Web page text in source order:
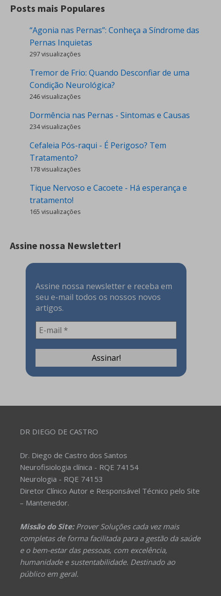
Posts mais Populares
“Agonia nas Pernas”: Conheça a Síndrome das
Pernas Inquietas
297 visualizações
Tremor de Frio: Quando Desconfiar de uma
Condição Neurológica?
246 visualizações
Dormência nas Pernas - Sintomas e Causas
234 visualizações
Cefaleia Pós-raqui - É Perigoso? Tem
Tratamento?
178 visualizações
Tique Nervoso e Cacoete - Há esperança e
tratamento!
165 visualizações
Assine nossa Newsletter!
Assine nossa newsletter e receba em
seu e-mail todos os nossos novos
artigos.
DR DIEGO DE CASTRO
Dr. Diego de Castro dos Santos
Neurofisiologia clínica - RQE 74154
Neurologia - RQE 74153
Diretor Clínico Autor e Responsável Técnico pelo Site
– Mantenedor.
Missão do Site:Prover Soluções cada vez mais
completas de forma facilitada para a gestão da saúde
e o bem-estar das pessoas, com excelência,
humanidade e sustentabilidade. Destinado ao
público em geral.